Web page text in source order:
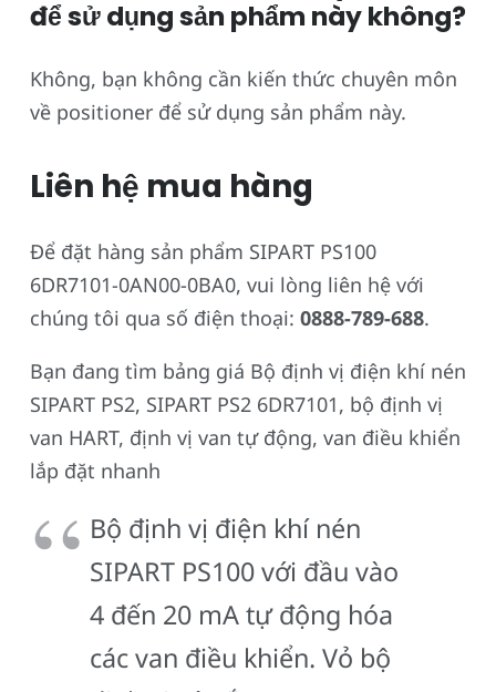
để sử dụng sản phẩm này không?
Không, bạn không cần kiến thức chuyên môn
về positioner để sử dụng sản phẩm này.
Liên hệ mua hàng
Để đặt hàng sản phẩm SIPART PS100
6DR7101-0AN00-0BA0, vui lòng liên hệ với
chúng tôi qua số điện thoại: 0888-789-688.
Bạn đang tìm bảng giá Bộ định vị điện khí nén
SIPART PS2, SIPART PS2 6DR7101, bộ định vị
van HART, định vị van tự động, van điều khiển
lắp đặt nhanh
Bộ định vị điện khí nén
SIPART PS100 với đầu vào
4 đến 20 mA tự động hóa
các van điều khiển. Vỏ bộ